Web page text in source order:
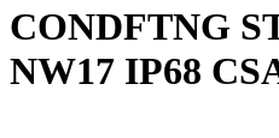
CONDFTNG
NW17 IP68